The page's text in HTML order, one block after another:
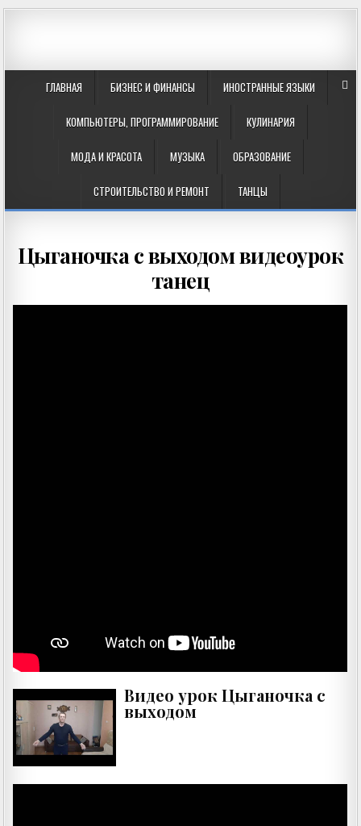
ГЛАВНАЯ БИЗНЕС И ФИНАНСЫ ИНОСТРАННЫЕ ЯЗЫКИ
КОМПЬЮТЕРЫ, ПРОГРАММИРОВАНИЕ КУЛИНАРИЯ
МОДА И КРАСОТА МУЗЫКА ОБРАЗОВАНИЕ
СТРОИТЕЛЬСТВО И РЕМОНТ ТАНЦЫ
Цыганочка с выходом видеоурок
танец
Видео урок Цыганочка с
выходом